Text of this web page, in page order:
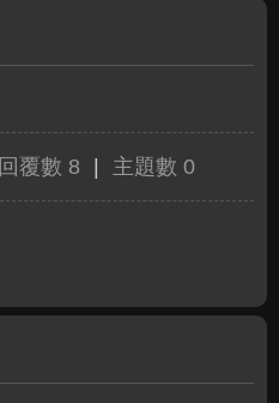
回覆數 8 主題數 0